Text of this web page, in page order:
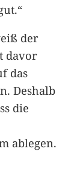
der
davor
das
Deshalb
die
ablegen.